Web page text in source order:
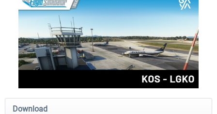
24h FREE
EmergencyDispatcherPro - 24h Free
Download